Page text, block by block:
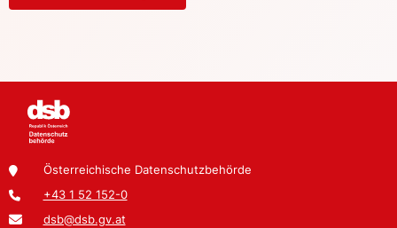
Österreichische Datenschutzbehörde
+43 1 52 152-0
dsb@dsb.gv.at